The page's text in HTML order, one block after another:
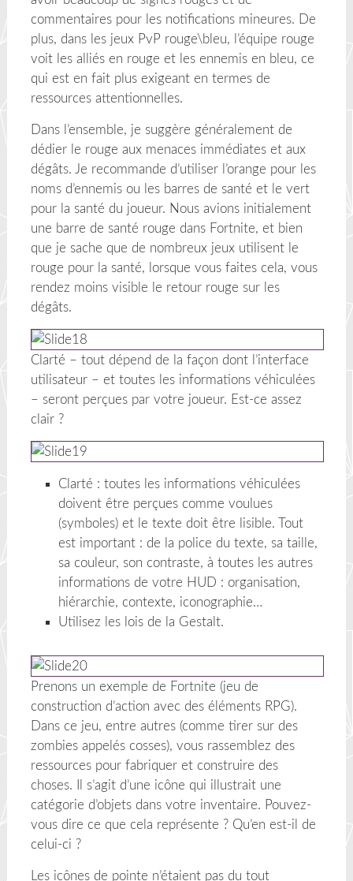
commentaires pour les notifications mineures. De
plus, dans les jeux PvP rouge\bleu, l’équipe rouge
voit les alliés en rouge et les ennemis en bleu, ce
qui est en fait plus exigeant en termes de
ressources attentionnelles.
Dans l’ensemble, je suggère généralement de
dédier le rouge aux menaces immédiates et aux
dégâts. Je recommande d’utiliser l’orange pour les
noms d’ennemis ou les barres de santé et le vert
pour la santé du joueur. Nous avions initialement
une barre de santé rouge dans Fortnite, et bien
que je sache que de nombreux jeux utilisent le
rouge pour la santé, lorsque vous faites cela, vous
rendez moins visible le retour rouge sur les
dégâts.
Clarté – tout dépend de la façon dont l’interface
utilisateur – et toutes les informations véhiculées
– seront perçues par votre joueur. Est-ce assez
clair ?
Clarté : toutes les informations véhiculées
doivent être perçues comme voulues
(symboles) et le texte doit être lisible. Tout
est important : de la police du texte, sa taille,
sa couleur, son contraste, à toutes les autres
informations de votre HUD : organisation,
hiérarchie, contexte, iconographie…
Utilisez les lois de la Gestalt.
Prenons un exemple de Fortnite (jeu de
construction d’action avec des éléments RPG).
Dans ce jeu, entre autres (comme tirer sur des
zombies appelés cosses), vous rassemblez des
ressources pour fabriquer et construire des
choses. Il s’agit d’une icône qui illustrait une
catégorie d’objets dans votre inventaire. Pouvez-
vous dire ce que cela représente ? Qu’en est-il de
celui-ci ?
Les icônes de pointe n’étaient pas du tout